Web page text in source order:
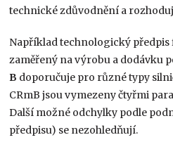
technické zdůvodnění a
Například technologický předpis
zaměřený na výrobu a dodávku
B doporučuje pro různé typy
CRmB jsou vymezeny čtyřmi
Další možné odchylky podle
předpisu) se nezohledňují.